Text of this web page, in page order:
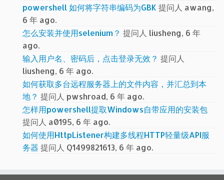
powershell 如何将字符串编码为GBK 提问人 awang,
6 年 ago.
怎么安装并使用selenium？ 提问人 liusheng, 6 年
ago.
输入用户名、密码后，点击登录无效？ 提问人
liusheng, 6 年 ago.
如何获取多台远程服务器上的文件内容，并汇总到本
地？ 提问人 pwshroad, 6 年 ago.
怎样用powershell提取Windows自带应用的安装包
提问人 a0195, 6 年 ago.
如何使用HttpListener构建多线程HTTP轻量级API服
务器 提问人 Q1499821613, 6 年 ago.